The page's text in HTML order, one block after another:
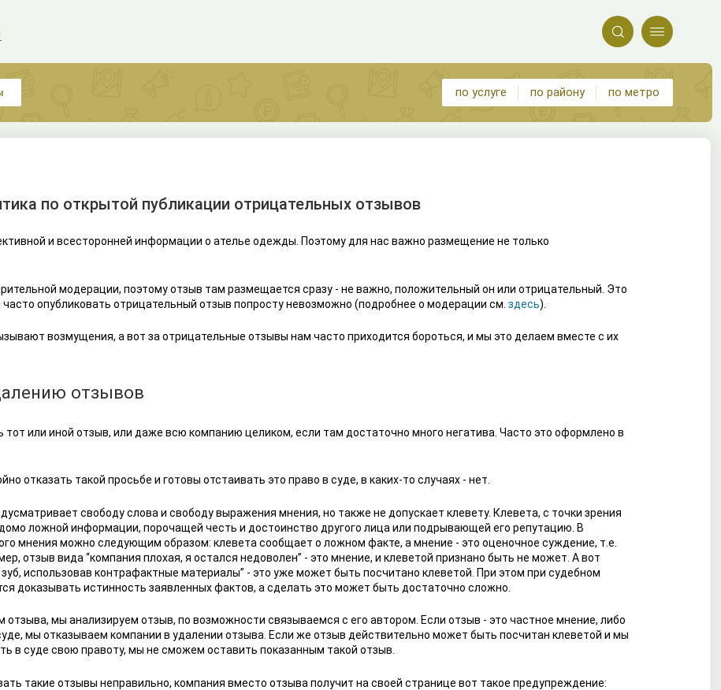
 
по услуге по району по метро
по открытой публикации отрицательных отзывов
и всесторонней информации о ателье одежды. Поэтому для нас важно размещение не только
модерации, поэтому отзыв там размещается сразу - не важно, положительный он или отрицательный. Это
опубликовать отрицательный отзыв попросту невозможно (подробнее о модерации см. здесь).
возмущения, а вот за отрицательные отзывы нам часто приходится бороться, и мы это делаем вместе с их
отзывов
или иной отзыв, или даже всю компанию целиком, если там достаточно много негатива. Часто это оформлено в
отказать такой просьбе и готовы отстаивать это право в суде, в каких-то случаях - нет.
свободу слова и свободу выражения мнения, но также не допускает клевету. Клевета, с точки зрения
ложной информации, порочащей честь и достоинство другого лица или подрывающей его репутацию. В
мнения можно следующим образом: клевета сообщает о ложном факте, а мнение - это оценочное суждение, т.е.
отзыв вида “компания плохая, я остался недоволен” - это мнение, и клеветой признано быть не может. А вот
использовав контрафактные материалы” - это уже может быть посчитано клеветой. При этом при судебном
доказывать истинность заявленных фактов, а сделать это может быть достаточно сложно.
отзыва, мы анализируем отзыв, по возможности связываемся с его автором. Если отзыв - это частное мнение, либо
мы отказываем компании в удалении отзыва. Если же отзыв действительно может быть посчитан клеветой и мы
в суде свою правоту, мы не сможем оставить показанным такой отзыв.
такие отзывы неправильно, компания вместо отзыва получит на своей странице вот такое предупреждение: